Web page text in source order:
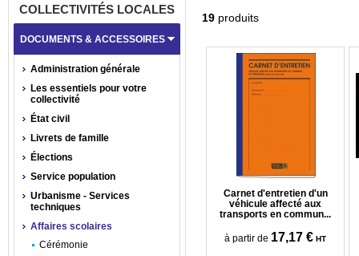
19 produits
Carnet d'entretien d'un
véhicule affecté aux
transports en commun...
à partir de 17,17 € HT
COLLECTIVITÉS LOCALES
DOCUMENTS & ACCESSOIRES
Administration générale
Les essentiels pour votre
collectivité
État civil
Livrets de famille
Élections
Service population
Urbanisme - Services
techniques
Affaires scolaires
Cérémonie